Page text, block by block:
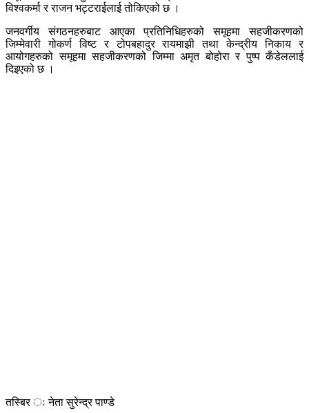
विश्वकर्मा र राजन भट्टराईलाई तोकिएको छ ।
जनवर्गीय संगठनहरुबाट आएका प्रतिनिधिहरुको समूहमा सहजीकरणको
जिम्मेवारी गोकर्ण विष्ट र टोपबहादुर रायमाझी तथा केन्द्रीय निकाय र
आयोगहरुको समूहमा सहजीकरणको जिम्मा अमृत बोहोरा र पुष्प कँडेललाई
दिइएको छ ।
तस्बिर ः नेता सुरेन्द्र पाण्डे